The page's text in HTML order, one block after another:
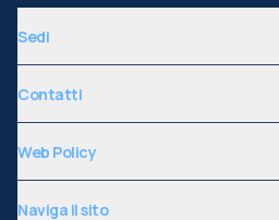
Sedi
Contatti
Web Policy
Naviga il sito